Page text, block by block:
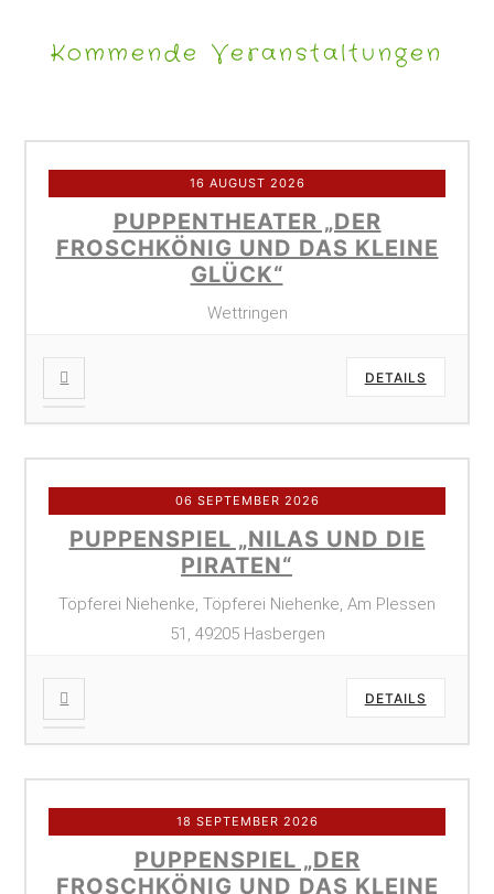
Kommende Veranstaltungen
16 AUGUST 2026
PUPPENTHEATER „DER
FROSCHKÖNIG UND DAS KLEINE
GLÜCK“
Wettringen
DETAILS
06 SEPTEMBER 2026
PUPPENSPIEL „NILAS UND DIE
PIRATEN“
Töpferei Niehenke, Töpferei Niehenke, Am Plessen
51, 49205 Hasbergen
DETAILS
18 SEPTEMBER 2026
PUPPENSPIEL „DER
FROSCHKÖNIG UND DAS KLEINE